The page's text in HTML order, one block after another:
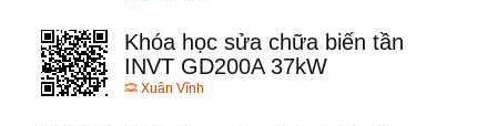
Khóa học sửa chữa biến tần
INVT GD200A 37kW
Xuân Vĩnh